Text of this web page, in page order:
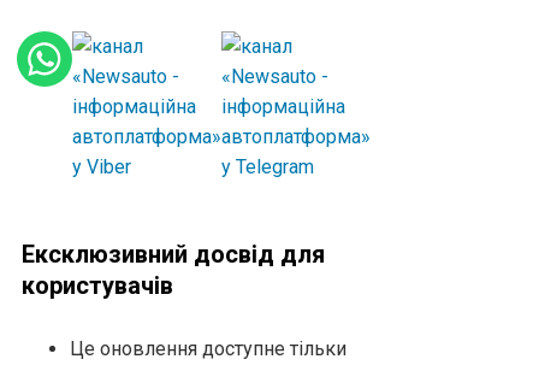
Ексклюзивний досвід для
користувачів
Це оновлення доступне тільки